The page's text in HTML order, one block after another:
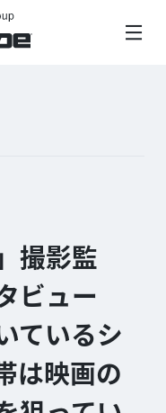
撮影監
ビュー
ているシ
は映画の